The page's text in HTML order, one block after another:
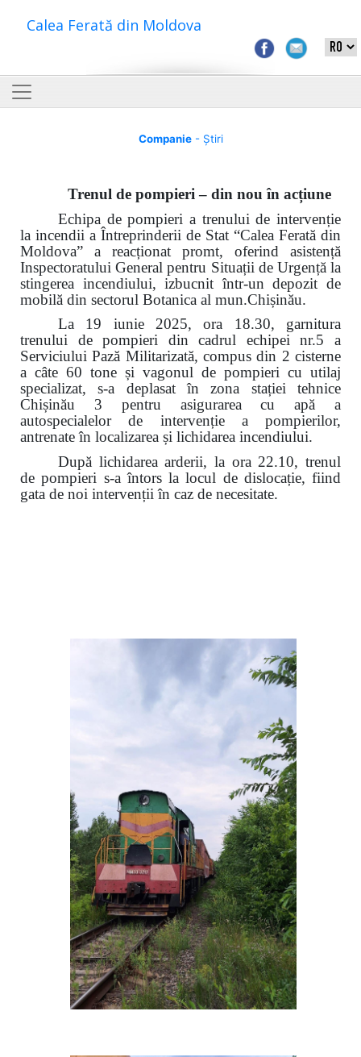
Calea Ferată din Moldova
Companie- Știri
Trenul de pompieri – din nou în acțiune
Echipa de pompieri a trenului de intervenție
la incendii a Întreprinderii de Stat “Calea Ferată din
Moldova” a reacționat promt, oferind asistență
Inspectoratului General pentru Situații de Urgență la
stingerea incendiului, izbucnit într-un depozit de
mobilă din sectorul Botanica al mun.Chișinău.
La 19 iunie 2025, ora 18.30, garnitura
trenului de pompieri din cadrul echipei nr.5 a
Serviciului Pază Militarizată, compus din 2 cisterne
a câte 60 tone și vagonul de pompieri cu utilaj
specializat, s-a deplasat în zona stației tehnice
Chișinău 3 pentru asigurarea cu apă a
autospecialelor de intervenție a pompierilor,
antrenate în localizarea și lichidarea incendiului.
După lichidarea arderii, la ora 22.10, trenul
de pompieri s-a întors la locul de dislocație, fiind
gata de noi intervenții în caz de necesitate.